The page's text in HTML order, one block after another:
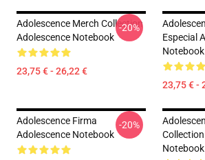
Adolescence Merch Collection
Adolescence Notebook
23,75 € - 26,22 €
-20%
Especial
Notebook
23,75 € -
Adolescence Firma
Adolescence Notebook
-20%
Notebook